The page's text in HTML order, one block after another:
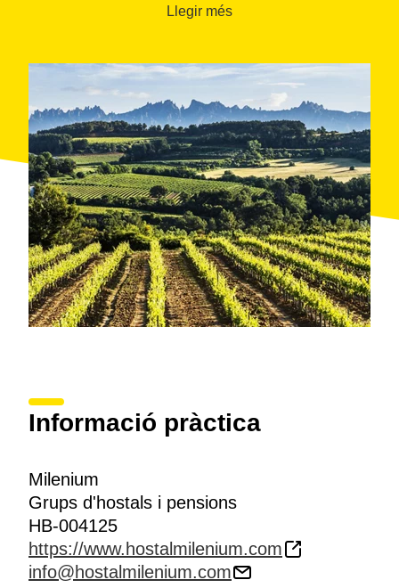
Llegir més
Informació pràctica
Milenium
Grups d'hostals i pensions
HB-004125
https://www.hostalmilenium.com
info@hostalmilenium.com